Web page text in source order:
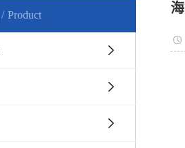
Product